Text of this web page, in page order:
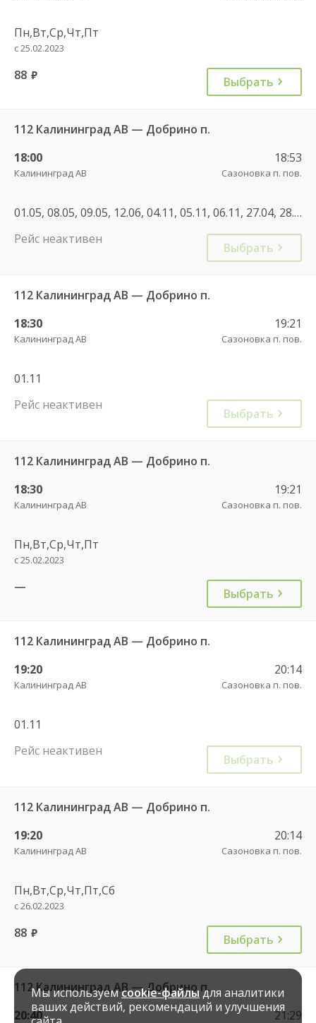
Пн,Вт,Ср,Чт,Пт
с 25.02.2023
88 руб. Выбрать
112 Калининград АВ — Добрино п.
18:00
Калининград АВ
18:53
Сазоновка п. пов.
01.05, 08.05, 09.05, 12.06, 04.11, 05.11, 06.11, 27.04, 28.12, 01.11
Рейс неактивен
Выбрать
112 Калининград АВ — Добрино п.
18:30
Калининград АВ
19:21
Сазоновка п. пов.
01.11
Рейс неактивен
Выбрать
112 Калининград АВ — Добрино п.
18:30
Калининград АВ
19:21
Сазоновка п. пов.
Пн,Вт,Ср,Чт,Пт
с 25.02.2023
— Выбрать
112 Калининград АВ — Добрино п.
19:20
Калининград АВ
20:14
Сазоновка п. пов.
01.11
Рейс неактивен
Выбрать
112 Калининград АВ — Добрино п.
19:20
Калининград АВ
20:14
Сазоновка п. пов.
Пн,Вт,Ср,Чт,Пт,Сб
с 26.02.2023
88 руб. Выбрать
112 Калининград АВ — Добрино п.
20:40
21:29
Мы используемcookie-файлыдля аналитики
ваших действий, рекомендаций и улучшения